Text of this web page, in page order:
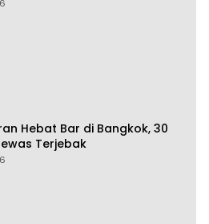
Hebat Bar di Bangkok, 30
Terjebak